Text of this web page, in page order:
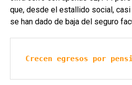
que, desde el estallido social,
se han dado de baja del seguro
Crecen egresos por